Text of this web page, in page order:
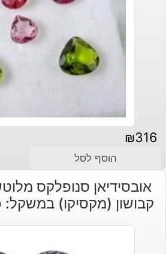
₪316
הוסף לסל
אובסידיאן סנופלקס
קבושון (מקסיקו) במשקל: כ 30 קרט